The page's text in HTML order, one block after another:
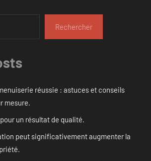
Rechercher
réussie : astuces et conseils
mesure.
un résultat de qualité.
peut significativement augmenter la